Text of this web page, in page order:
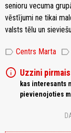
senioru vecuma
vēstījumi ne tikai
valsts tēlu un
label Centrs Marta label
info Uzzini pirmais
kas interesants
pievienojoties